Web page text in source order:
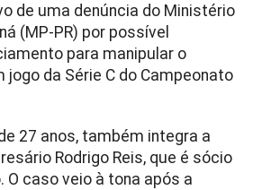
de uma denúncia do Ministério
(MP-PR) por possível
para manipular o
jogo da Série C do Campeonato
27 anos, também integra a
Rodrigo Reis, que é sócio
O caso veio à tona após a